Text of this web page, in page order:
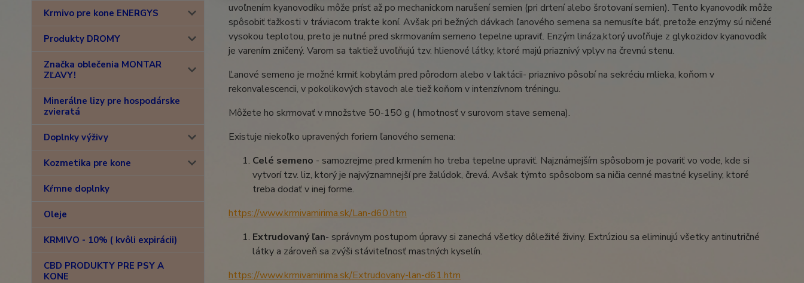
Krmivo pre kone ENERGYS
Produkty DROMY
Značka oblečenia MONTAR
ZĽAVY!
Minerálne lizy pre hospodárske
zvieratá
Doplnky výživy
Kozmetika pre kone
Kŕmne doplnky
Oleje
KRMIVO - 10% ( kvôli expirácii)
CBD PRODUKTY PRE PSY A
KONE
uvoľnením kyanovodíku môže prísť až po mechanickom narušení semien (pri drtení alebo šrotovaní semien). Tento kyanovodík môže
spôsobiť ťažkosti v tráviacom trakte koní. Avšak pri bežných dávkach ľanového semena sa nemusíte báť, pretože enzýmy sú ničené
vysokou teplotou, preto je nutné pred skrmovaním semeno tepelne upraviť. Enzým lináza,ktorý uvoľňuje z glykozidov kyanovodík
je varením zničený. Varom sa taktiež uvoľňujú tzv. hlienové látky, ktoré majú priaznivý vplyv na črevnú stenu.
Ľanové semeno je možné krmiť kobylám pred pôrodom alebo v laktácii- priaznivo pôsobí na sekréciu mlieka, koňom v
rekonvalescencii, v pokolikových stavoch ale tiež koňom v intenzívnom tréningu.
Môžete ho skrmovať v množstve 50-150 g ( hmotnosť v surovom stave semena).
Existuje niekoľko upravených foriem ľanového semena:
Celé semeno - samozrejme pred krmením ho treba tepelne upraviť. Najznámejším spôsobom je povariť vo vode, kde si
vytvorí tzv. liz, ktorý je najvýznamnejší pre žalúdok, črevá. Avšak týmto spôsobom sa ničia cenné mastné kyseliny, ktoré
treba dodať v inej forme.
https://www.krmivamirima.sk/Lan-d60.htm
Extrudovaný ľan- správnym postupom úpravy si zanechá všetky dôležité živiny. Extrúziou sa eliminujú všetky antinutričné
látky a zároveň sa zvýši stáviteľnosť mastných kyselín.
https://www.krmivamirima.sk/Extrudovany-lan-d61.htm